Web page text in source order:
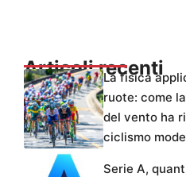
Articoli recenti
La fisica
ruote: come
del vento ha
ciclismo
Serie A,